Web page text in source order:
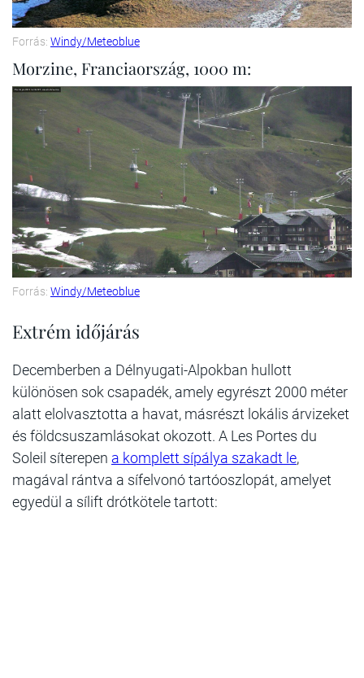
Forrás: Windy/Meteoblue
Morzine, Franciaország, 1000 m:
Forrás: Windy/Meteoblue
Extrém időjárás
Decemberben a Délnyugati-Alpokban hullott
különösen sok csapadék, amely egyrészt 2000 méter
alatt elolvasztotta a havat, másrészt lokális árvizeket
és földcsuszamlásokat okozott. A Les Portes du
Soleil síterepen a komplett sípálya szakadt le,
magával rántva a sífelvonó tartóoszlopát, amelyet
egyedül a sílift drótkötele tartott: